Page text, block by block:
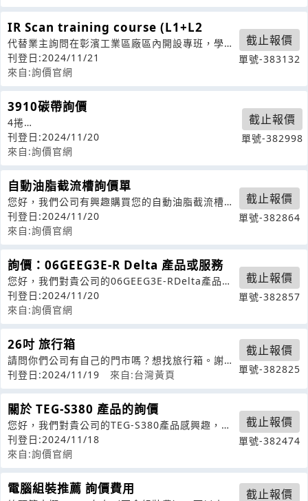
IR Scan training course (L1+L2
代替業主詢問在彰濱工業區廠區內開設專班，學員
人數20人以上最早何時可開班?能否以
刊登日:2024/11/21
來自:詢價官網
截止報價
單號-383132
3910碳帶詢價
4捲
SmartDateXpertTTRPARTNo.813910060130BK
刊登日:2024/11/20
來自:詢價官網
截止報價
單號-382998
自動油脂截流槽詢價單
您好，我們公司有興趣購買您的自動油脂截流槽以
及除油沉沙產品或服務，請提供以下資訊
刊登日:2024/11/20
來自:詢價官網
截止報價
單號-382864
詢價：06GEEG3E-R Delta 產品或服務
您好，我們對貴公司的06GEEG3E-RDelta產品或
服務感興趣，希望能獲得以
刊登日:2024/11/20
來自:詢價官網
截止報價
單號-382857
26吋 旅行箱
請問你們公司有自己的門市嗎？想找旅行箱。謝
謝。
刊登日:2024/11/19 來自:台灣黃頁
截止報價
單號-382825
關於 TEG-S380 產品的詢價
您好，我們對貴公司的TEG-S380產品感興趣，希
望能夠獲得以下信息：1.該產品
刊登日:2024/11/18
來自:詢價官網
截止報價
單號-382474
電腦組裝推薦 詢價費用 截止報價